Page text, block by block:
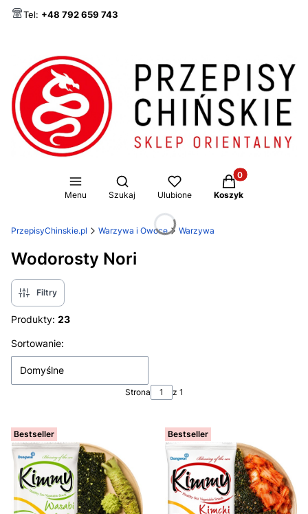
Tel: +48 792 659 743
Menu
Otwórz wyszukiwarkę
Szukaj Ulubione
Produkty w
Koszyk
PrzepisyChinskie.pl Warzywa i Owoce Warzywa
Wodorosty Nori
Filtry
Produkty: 23
Lista produktów
Sortowanie:
Domyślne
Strona z 1
Bestseller Bestseller